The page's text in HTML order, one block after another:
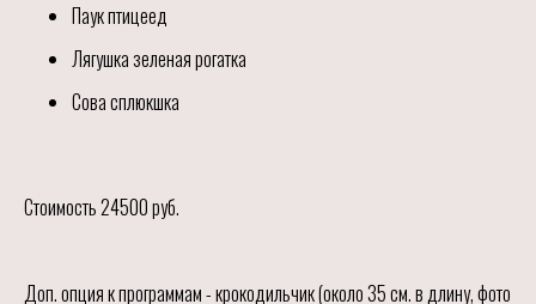
Паук птицеед
Лягушка зеленая рогатка
Сова сплюкшка
Стоимость 24500 руб.
Доп. опция к программам - крокодильчик (около 35 см. в длину, фото